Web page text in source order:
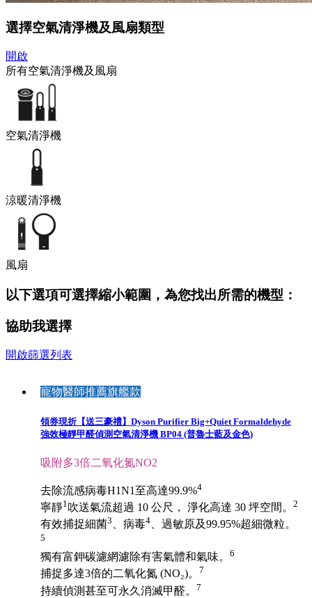
選擇空氣清淨機及風扇類型
開啟
所有空氣清淨機及風扇
空氣清淨機
涼暖清淨機
風扇
以下選項可選擇縮小範圍，為您找出所需的機型：
協助我選擇
開啟篩選列表
寵物醫師推薦旗艦款
領券現折【送三豪禮】Dyson Purifier Big+Quiet Formaldehyde
強效極靜甲醛偵測空氣清淨機 BP04 (普魯士藍及金色)
吸附多3倍二氧化氮NO2
去除流感病毒H1N1至高達99.9%4
寧靜1吹送氣流超過 10 公尺， 淨化高達 30 坪空間。 2
有效捕捉細菌3 、病毒4、過敏原及99.95%超細微粒。
5
獨有富鉀碳濾網濾除有害氣體和氣味。 6
捕捉多達3倍的二氧化氮 (NO₂)。 7
持續偵測甚至可永久消滅甲醛。 7